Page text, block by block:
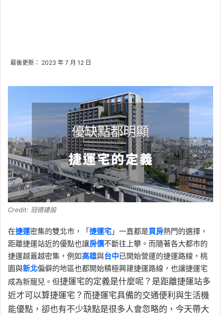
最後更新： 2023 年 7 月 12 日
Credit: 冠德建設
在捷運密集的雙北市，「 捷運宅 」一直都是買房熱門的選擇，
距離捷運站近的優點也讓房價不斷往上攀。而隨著各大都市的
捷運越蓋越密集，例如高雄與台中已開始營運的捷運路線，桃
園與新北偏僻的地區也都開始積極興建捷運路線，也讓捷運宅
成為新寵兒。但捷運宅的定義是什麼呢？是距離捷運站多
近才可以算捷運宅？而捷運宅具備的交通便利與生活機
能優點，卻也有不少缺點是很多人會忽略的，今天帶大